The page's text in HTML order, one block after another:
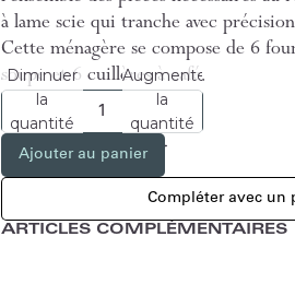
à lame scie qui tranche avec
Cette ménagère se compose de 6
soupe et 6 cuillères à café.
Diminuer
la
quantité
Augmenter
la
quantité
Ajouter au panier
Compléter avec un
ARTICLES COMPLÉMENTAIRES